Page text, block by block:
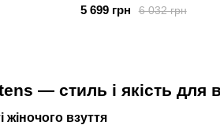
— стиль і якість для
жіночого взуття
6 032 грн
5 699 грн